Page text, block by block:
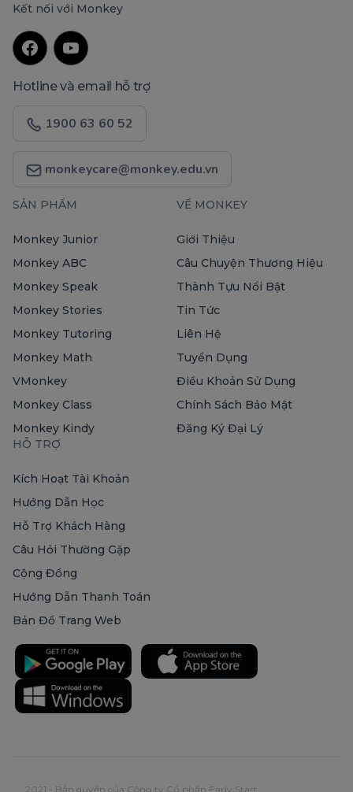
Kết nối với Monkey
Hotline và email hỗ trợ
1900 63 60 52
monkeycare@monkey.edu.vn
SẢN PHẨM
Monkey Junior
Monkey ABC
Monkey Speak
Monkey Stories
Monkey Tutoring
Monkey Math
VMonkey
Monkey Class
Monkey Kindy
VỀ MONKEY
Giới Thiệu
Câu Chuyện Thương Hiệu
Thành Tựu Nổi Bật
Tin Tức
Liên Hệ
Tuyển Dụng
Điều Khoản Sử Dụng
Chính Sách Bảo Mật
Đăng Ký Đại Lý
HỖ TRỢ
Kích Hoạt Tài Khoản
Hướng Dẫn Học
Hỗ Trợ Khách Hàng
Câu Hỏi Thường Gặp
Cộng Đồng
Hướng Dẫn Thanh Toán
Bản Đồ Trang Web
2021 - Bản quyền của Công ty Cổ phần Early Start